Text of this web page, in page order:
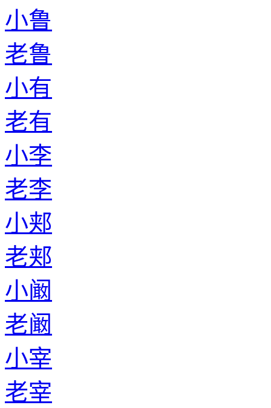
小鲁
老鲁
小有
老有
小李
老李
小郏
老郏
小阚
老阚
小宰
老宰